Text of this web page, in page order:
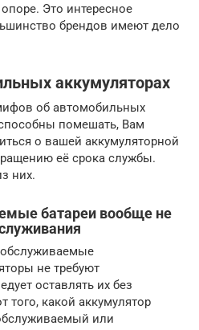
Это интересное
брендов имеют дело
аккумуляторах
об автомобильных
помешать, Вам
о вашей аккумуляторной
её срока службы.
них.
батареи вообще не
не требуют
оставлять их без
какой аккумулятор
или